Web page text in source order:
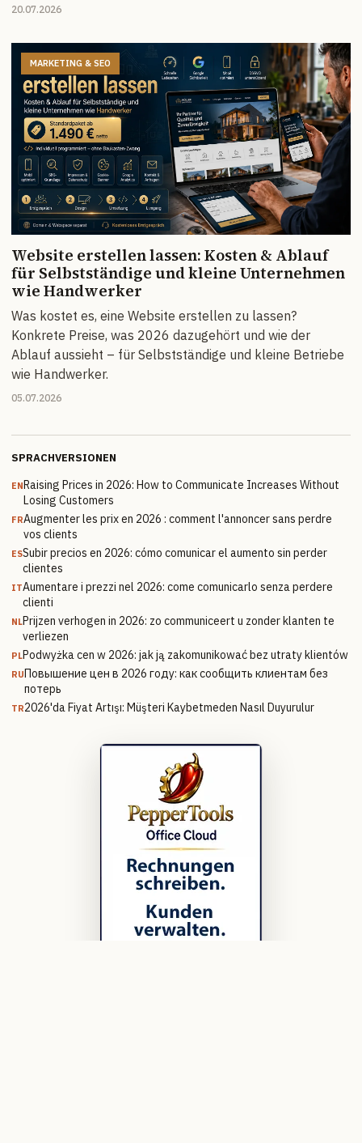
20.07.2026
MARKETING & SEO
Website erstellen lassen: Kosten & Ablauf
für Selbstständige und kleine Unternehmen
wie Handwerker
Was kostet es, eine Website erstellen zu lassen?
Konkrete Preise, was 2026 dazugehört und wie der
Ablauf aussieht – für Selbstständige und kleine Betriebe
wie Handwerker.
05.07.2026
SPRACHVERSIONEN
ENRaising Prices in 2026: How to Communicate Increases Without
Losing Customers
FRAugmenter les prix en 2026 : comment l'annoncer sans perdre
vos clients
ESSubir precios en 2026: cómo comunicar el aumento sin perder
clientes
ITAumentare i prezzi nel 2026: come comunicarlo senza perdere
clienti
NLPrijzen verhogen in 2026: zo communiceert u zonder klanten te
verliezen
PLPodwyżka cen w 2026: jak ją zakomunikować bez utraty klientów
RUПовышение цен в 2026 году: как сообщить клиентам без
потерь
TR2026'da Fiyat Artışı: Müşteri Kaybetmeden Nasıl Duyurulur